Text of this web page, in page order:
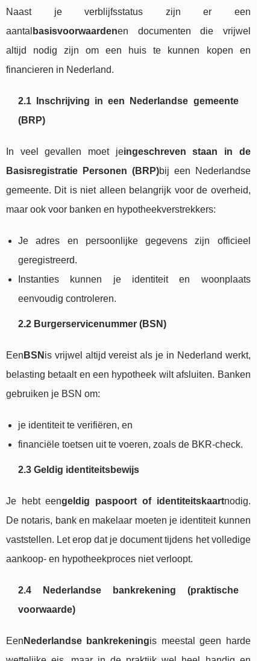
Naast je verblijfsstatus zijn er een
aantal basisvoorwaardenen documenten die vrijwel
altijd nodig zijn om een huis te kunnen kopen en
financieren in Nederland.
2.1 Inschrijving in een Nederlandse gemeente
(BRP)
In veel gevallen moet jeingeschreven staan in de
Basisregistratie Personen (BRP)bij een Nederlandse
gemeente. Dit is niet alleen belangrijk voor de overheid,
maar ook voor banken en hypotheekverstrekkers:
Je adres en persoonlijke gegevens zijn officieel
geregistreerd.
Instanties kunnen je identiteit en woonplaats
eenvoudig controleren.
2.2 Burgerservicenummer (BSN)
Een BSN is vrijwel altijd vereist als je in Nederland werkt,
belasting betaalt en een hypotheek wilt afsluiten. Banken
gebruiken je BSN om:
je identiteit te verifiëren, en
financiële toetsen uit te voeren, zoals de BKR-check.
2.3 Geldig identiteitsbewijs
Je hebt eengeldig paspoort of identiteitskaartnodig.
De notaris, bank en makelaar moeten je identiteit kunnen
vaststellen. Let erop dat je document tijdens het volledige
aankoop- en hypotheekproces niet verloopt.
2.4 Nederlandse bankrekening (praktische
voorwaarde)
Een Nederlandse bankrekeningis meestal geen harde